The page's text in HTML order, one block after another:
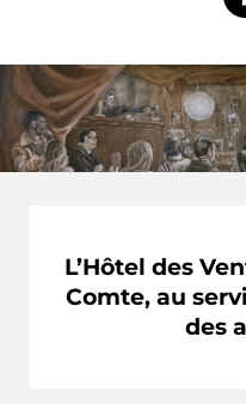
L’Hôtel des
Comte, au
des